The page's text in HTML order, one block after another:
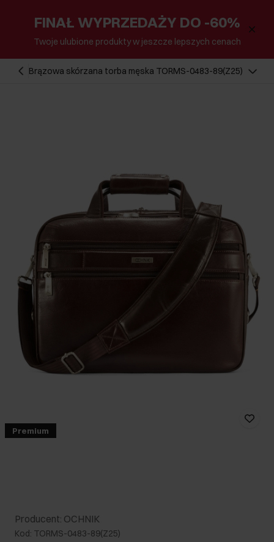
FINAŁ WYPRZEDAŻY DO -60%
Twoje ulubione produkty w jeszcze lepszych cenach
Brązowa skórzana torba męska TORMS-0483-89(Z25)
Premium
Producent: OCHNIK
Kod: TORMS-0483-89(Z25)